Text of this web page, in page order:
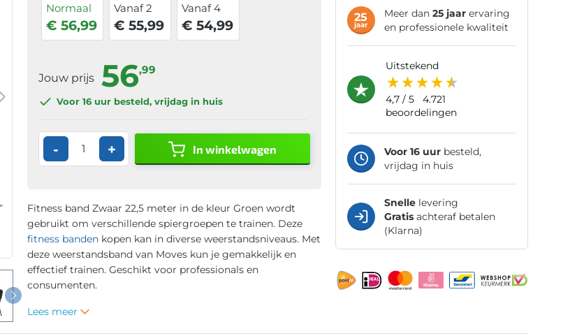
Normaal
€ 56,99
Vanaf 2
€ 55,99
Vanaf 4
€ 54,99
Jouw prijs 56,99
Voor 16 uurbesteld, vrijdag in huis
- + In winkelwagen
Fitness band Zwaar 22,5 meter in de kleur Groen wordt
gebruikt om verschillende spiergroepen te trainen. Deze
fitness bandenkopen kan in diverse weerstandsniveaus. Met
deze weerstandsband van Moves kun je gemakkelijk en
effectief trainen. Geschikt voor professionals en
consumenten.
Lees meer
25
jaar
Meer dan 25 jaarervaring
en professionele kwaliteit
uitstekend
4,7/ 5
4.721
beoordelingen
Voor 16 uurbesteld,
vrijdag in huis
Snellelevering
Gratisachteraf betalen
(Klarna)